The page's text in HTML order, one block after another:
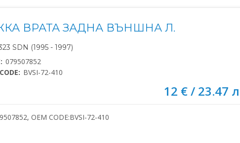
ВРАТА ЗАДНА ВЪНШНА Л.
SDN (1995 - 1997)
079507852
BVSI-72-410
12 € / 23.47
OEM CODE:BVSI-72-410